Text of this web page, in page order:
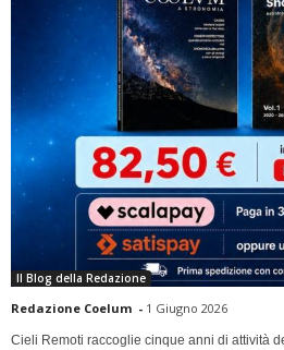
Il Blog della Redazione
Redazione Coelum - 1 Giugno 2026
Cieli Remoti raccoglie cinque anni di attività